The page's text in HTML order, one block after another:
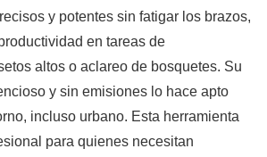
y potentes sin fatigar los brazos,
en tareas de
altos o aclareo de bosquetes. Su
y sin emisiones lo hace apto
incluso urbano. Esta herramienta
para quienes necesitan